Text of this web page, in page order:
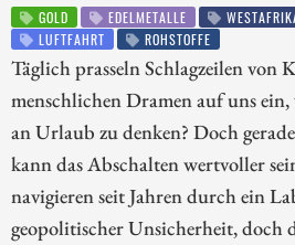
GOLD EDELMETALLE
LUFTFAHRT
ROHSTOFFE
Täglich prasseln Schlagzeilen
menschlichen Dramen auf uns
an Urlaub zu denken? Doch
kann das Abschalten wertvoller
navigieren seit Jahren durch ein
geopolitischer Unsicherheit, doch